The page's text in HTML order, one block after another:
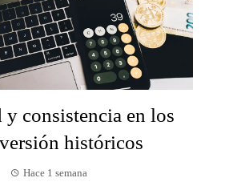
consistencia en los
históricos
Hace 1 semana